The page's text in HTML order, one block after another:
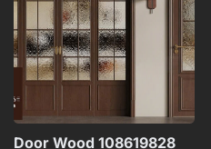
Door Wood 108619828